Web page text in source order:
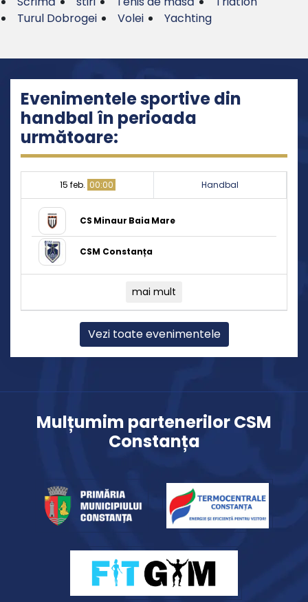
Turul Dobrogei
Volei Yachting
Evenimentele sportive din
handbal în perioada
următoare:
15 feb. 00:00 Handbal
CS Minaur Baia Mare
CSM Constanța
mai mult
Vezi toate evenimentele
Mulțumim partenerilor CSM
Constanța